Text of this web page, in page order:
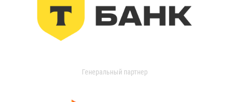
Генеральный партнер